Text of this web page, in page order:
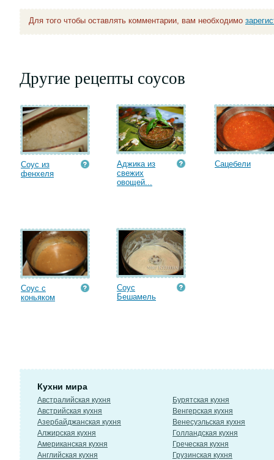
Для того чтобы оставлять комментарии, вам необходимо
Другие рецепты соусов
Соус из
фенхеля
Аджика из
свежих
овощей...
Сацебели
Соус с
коньяком
Соус
Бешамель
Кухни мира
Австралийская кухня
Австрийская кухня
Азербайджанская кухня
Алжирская кухня
Американская кухня
Английская кухня
Бурятская кухня
Венгерская кухня
Венесуэльская кухня
Голландская кухня
Греческая кухня
Грузинская кухня